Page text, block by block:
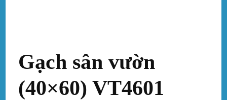
Gạch sân vườn
(40×60) VT4601